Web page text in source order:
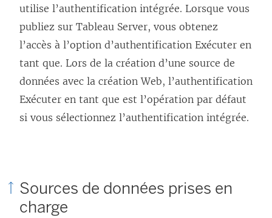
utilise l’authentification intégrée. Lorsque vous
publiez sur Tableau Server, vous obtenez
l’accès à l’option d’authentification Exécuter en
tant que. Lors de la création d’une source de
données avec la création Web, l’authentification
Exécuter en tant que est l’opération par défaut
si vous sélectionnez l’authentification intégrée.
Sources de données prises en
charge